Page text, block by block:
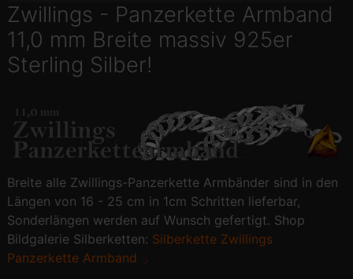
Zwillings - Panzerkette Armband
11,0 mm Breite massiv 925er
Sterling Silber!
Breite alle Zwillings-Panzerkette Armbänder sind in den
Längen von 16 - 25 cm in 1cm Schritten lieferbar,
Sonderlängen werden auf Wunsch gefertigt. Shop
Bildgalerie Silberketten: Silberkette Zwillings
Panzerkette Armband